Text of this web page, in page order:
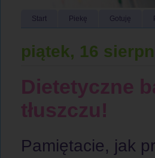
Start Piekę Gotuję
piątek, 16
Dietetyczne
tłuszczu!
Pamiętacie, jak